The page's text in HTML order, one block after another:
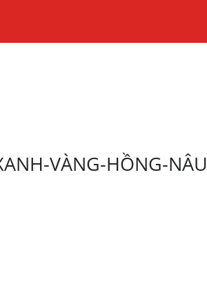
VÀNG-HỒNG-NÂU